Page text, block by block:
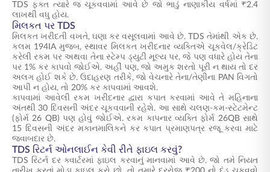
TDS ફક્ત ત્યારે જ ચૂકવવામાં આવે છે જો ભાડું નાણાકીય વર્ષમાં ₹2.4
લાખથી વધુ હોય.
મિલકત પર TDS
મિલકત ખરીદતી વખતે, ઘણા કર વસૂલવામાં આવે છે. TDS તેમાંથી એક છે.
કલમ 194IA મુજબ, સ્થાવર મિલકત ખરીદનાર વ્યક્તિએ ચૂકવેલ/ક્રેડિટ
કરેલી રકમ પર અથવા તેના સ્ટેમ્પ ડ્યુટી મૂલ્ય પર, જે પણ વધારે હોય તેના
પર 1% કર કાપવો જોઈએ. અહીં પણ, જો અમુક શરતો પૂરી ન થાય તો દર
અલગ હોઈ શકે છે. ઉદાહરણ તરીકે, જો વેચનારે તેના/તેણીના PAN વિગતો
આપી ન હોય, તો 20% કર કાપવામાં આવશે.
કાપવામાં આવેલી રકમ ખરીદનાર દ્વારા કપાત કરવામાં આવે તે મહિનાના
અંતથી 30 દિવસની અંદર ચૂકવવાની રહેશે. આ સાથે ચલણ-કમ-સ્ટેટમેન્ટ
(ફોર્મ 26 QB) પણ હોવું જોઈએ. રકમ કાપનાર વ્યક્તિ ફોર્મ 26QB સાથે
15 દિવસની અંદર મકાનમાલિકને કર કપાત પ્રમાણપત્ર રજૂ કરવા માટે
જવાબદાર છે.
TDS રિટર્ન ઓનલાઈન કેવી રીતે ફાઇલ કરવું?
TDS રિટર્ન દર ક્વાર્ટરમાં ફાઇલ કરવાનું માનવામાં આવે છે. જો તમે નિયત